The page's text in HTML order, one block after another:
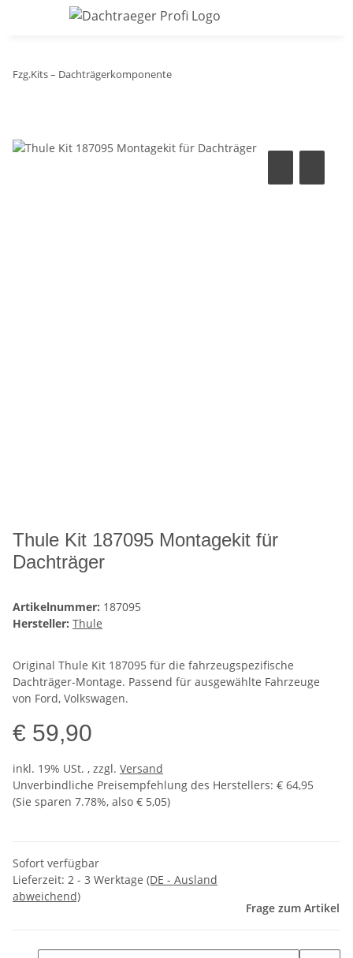
Fzg.Kits – Dachträgerkomponente
Thule Kit 187095 Montagekit für
Dachträger
Artikelnummer: 187095
Hersteller: Thule
Original Thule Kit 187095 für die fahrzeugspezifische
Dachträger-Montage. Passend für ausgewählte Fahrzeuge
von Ford, Volkswagen.
€ 59,90
inkl. 19% USt. , zzgl. Versand
Unverbindliche Preisempfehlung des Herstellers: € 64,95
(Sie sparen 7.78%, also € 5,05)
Sofort verfügbar
Lieferzeit: 2 - 3 Werktage (DE - Ausland
abweichend)
Frage zum Artikel